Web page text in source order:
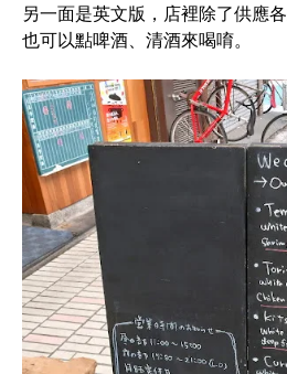
另一面是英文版，店裡除了供應
也可以點啤酒、清酒來喝唷。